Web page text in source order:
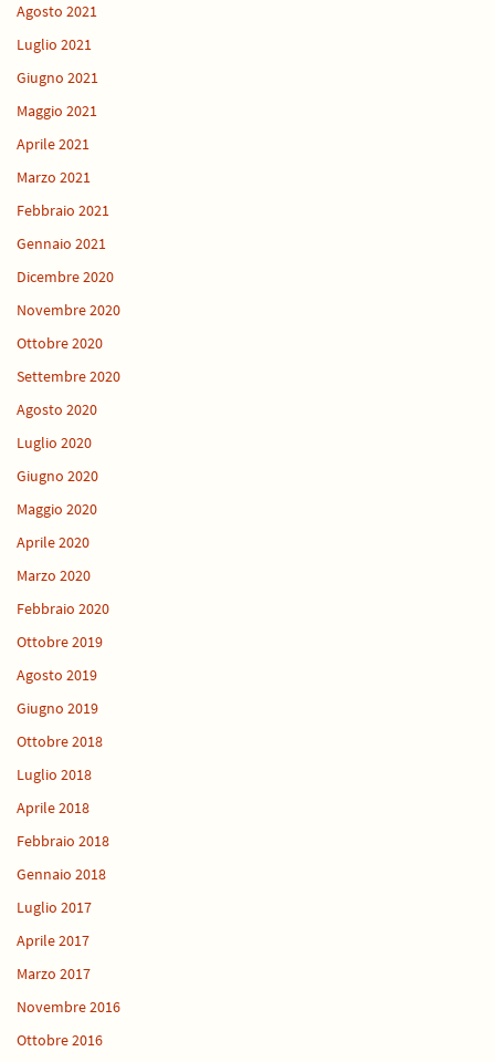
Agosto 2021
Luglio 2021
Giugno 2021
Maggio 2021
Aprile 2021
Marzo 2021
Febbraio 2021
Gennaio 2021
Dicembre 2020
Novembre 2020
Ottobre 2020
Settembre 2020
Agosto 2020
Luglio 2020
Giugno 2020
Maggio 2020
Aprile 2020
Marzo 2020
Febbraio 2020
Ottobre 2019
Agosto 2019
Giugno 2019
Ottobre 2018
Luglio 2018
Aprile 2018
Febbraio 2018
Gennaio 2018
Luglio 2017
Aprile 2017
Marzo 2017
Novembre 2016
Ottobre 2016